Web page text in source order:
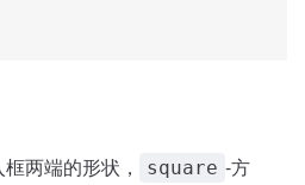
两端的形状， square -方